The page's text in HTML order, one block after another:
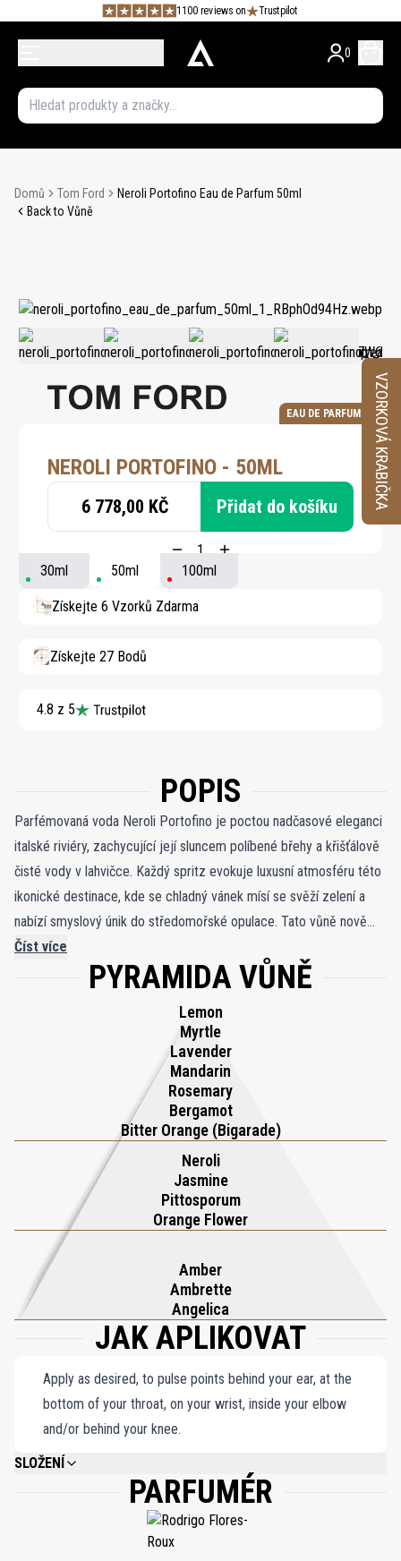
1100 reviews on Trustpilot
0
Domů Tom Ford
Neroli Portofino Eau de Parfum 50ml
Back to Vůně
EAU DE PARFUM
NEROLI PORTOFINO - 50ML
6 778,00 KČ Přidat do košíku
30ml 50ml 100ml
Získejte 6 Vzorků Zdarma
Získejte 27 Bodů
4.8 z 5
POPIS
Parfémovaná voda Neroli Portofino je poctou nadčasové eleganci
italské riviéry, zachycující její sluncem políbené břehy a křišťálově
čisté vody v lahvičce. Každý spritz evokuje luxusní atmosféru této
ikonické destinace, kde se chladný vánek mísí se svěží zelení a
nabízí smyslový únik do středomořské opulace. Tato vůně nově
definuje klasickou kolínskou vodu se sofistikovanou směsí svěžích
citrusů, jemných květin a hřejivého ambrového základu. Úvod oslní
citronu, které napodobují zlatý východ slunce nad pobřežními
útesy. V jeho srdci se rozvíjí kytice květů afrického
pomerančovníku, jasmínu, neroli a pitosporu a propůjčuje jemnou
květinovou půvab, která přetrvává jako vůně květů nesená
mořským vánkem. Vůně se vyrovnává s lákavým základem jantaru,
semen ambrette a anděliky, zachycující teplo slunce a klidné
kouzlo zlatých hodin Riviéry.
Číst více
PYRAMIDA VŮNĚ
Lemon
Myrtle
Lavender
Mandarin
Rosemary
Bergamot
Bitter Orange (Bigarade)
Neroli
Jasmine
Pittosporum
Orange Flower
Amber
Ambrette
Angelica
JAK APLIKOVAT
Apply as desired, to pulse points behind your ear, at the
bottom of your throat, on your wrist, inside your elbow
and/or behind your knee.
SLOŽENÍ
ALCOHOL DENAT., WATER/AQUA/EAU, FRAGRANCE (PARFUM), LIMONENE,
LINALOOL, HYDROXYCITRONELLAL, GERANIOL, CITRONELLOL, CITRAL,
PARFUMÉR
VZORKOVÁ KRABIČKA